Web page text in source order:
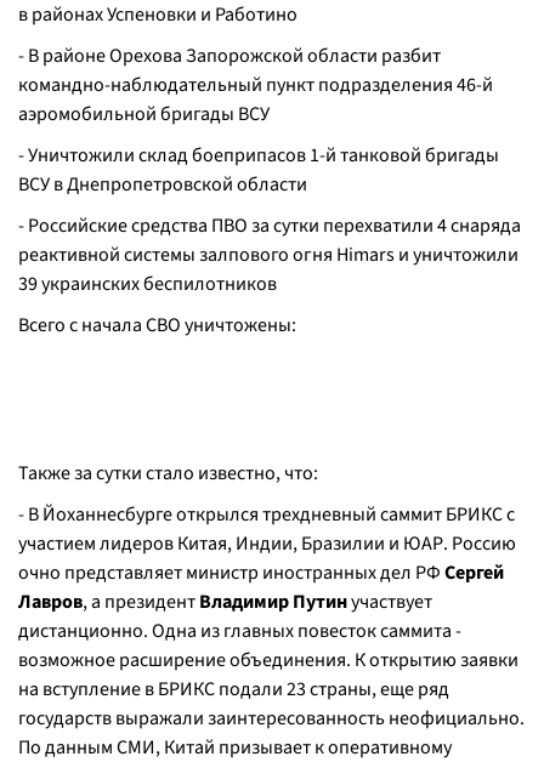
в районах Успеновки и Работино
- В районе Орехова Запорожской области разбит
командно-наблюдательный пункт подразделения 46-й
аэромобильной бригады ВСУ
- Уничтожили склад боеприпасов 1-й танковой бригады
ВСУ в Днепропетровской области
- Российские средства ПВО за сутки перехватили 4 снаряда
реактивной системы залпового огня Himars и уничтожили
39 украинских беспилотников
Всего с начала СВО уничтожены:
Также за сутки стало известно, что:
- В Йоханнесбурге открылся трехдневный саммит БРИКС с
участием лидеров Китая, Индии, Бразилии и ЮАР. Россию
очно представляет министр иностранных дел РФСергей
Лавров, а президентВладимир Путинучаствует
дистанционно. Одна из главных повесток саммита -
возможное расширение объединения. К открытию заявки
на вступление в БРИКС подали 23 страны, еще ряд
государств выражали заинтересованность неофициально.
По данным СМИ, Китай призывает к оперативному